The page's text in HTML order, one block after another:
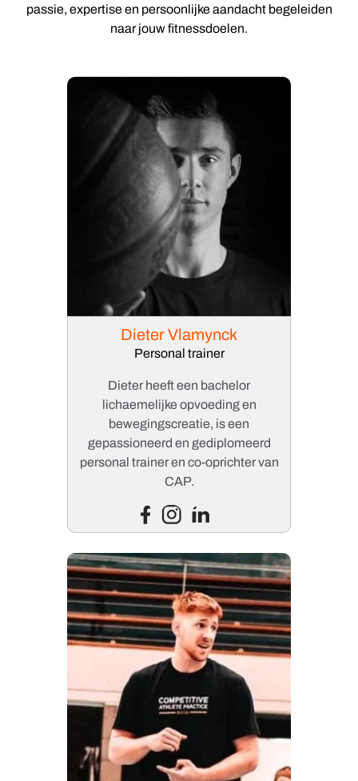
passie, expertise en persoonlijke aandacht begeleiden
naar jouw fitnessdoelen.
Dieter Vlamynck
Personal trainer
Dieter heeft een bachelor
lichaemelijke opvoeding en
bewegingscreatie, is een
gepassioneerd en gediplomeerd
personal trainer en co-oprichter van
CAP.